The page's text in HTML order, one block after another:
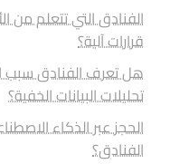
الفنادق التي تتعلم
قرارات آلية؟
هل تعرف الفنادق سبب
تحليلات البيانات الخفية؟
الحجز عبر الذكاء
الفنادق؟